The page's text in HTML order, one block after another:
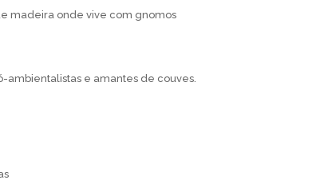
madeira onde vive com gnomos
ambientalistas e amantes de couves.